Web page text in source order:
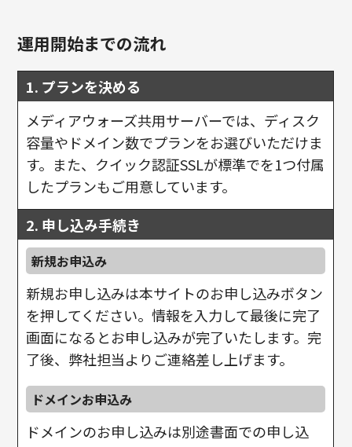
運用開始までの流れ
1. プランを決める
メディアウォーズ共用サーバーでは、ディスク
容量やドメイン数でプランをお選びいただけま
す。また、クイック認証SSLが標準でを1つ付属
したプランもご用意しています。
2. 申し込み手続き
新規お申込み
新規お申し込みは本サイトのお申し込みボタン
を押してください。情報を入力して最後に完了
画面になるとお申し込みが完了いたします。完
了後、弊社担当よりご連絡差し上げます。
ドメインお申込み
ドメインのお申し込みは別途書面での申し込